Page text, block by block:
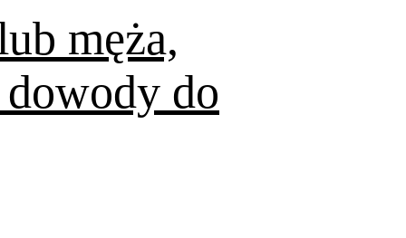
męża,
do